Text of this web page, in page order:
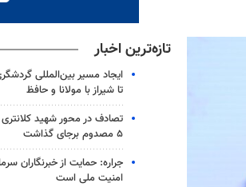
تازه‌ترین اخبار
ایجاد مسیر بین‌المللی
تا شیراز با مولانا و حافظ
۵ مصدوم برجای گذاشت
جراره: حمایت از خبرنگاران
امنیت ملی است